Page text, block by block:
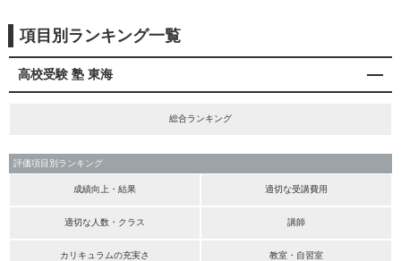
項目別ランキング一覧
高校受験 塾 東海
総合ランキング
評価項目別ランキング
成績向上・結果 適切な受講費用
適切な人数・クラス 講師
カリキュラムの充実さ 教室・自習室